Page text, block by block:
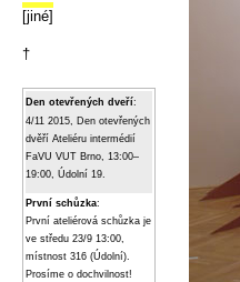
[jiné]
†
Den otevřených dveří:
4/11 2015, Den otevřených
dvěří Ateliéru intermédií
FaVU VUT Brno, 13:00–
19:00, Údolní 19.
První schůzka:
První ateliérová schůzka je
ve středu 23/9 13:00,
místnost 316 (Údolní).
Prosíme o dochvilnost!